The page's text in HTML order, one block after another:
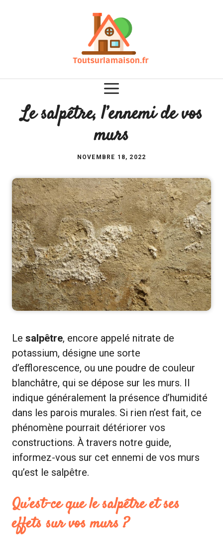
Le salpêtre, l’ennemi de vos
murs
NOVEMBRE 18, 2022
Le salpêtre, encore appelé nitrate de
potassium, désigne une sorte
d’efflorescence, ou une poudre de couleur
blanchâtre, qui se dépose sur les murs. Il
indique généralement la présence d’humidité
dans les parois murales. Si rien n’est fait, ce
phénomène pourrait détériorer vos
constructions. À travers notre guide,
informez-vous sur cet ennemi de vos murs
qu’est le salpêtre.
Qu’est-ce que le salpêtre et ses
effets sur vos murs ?